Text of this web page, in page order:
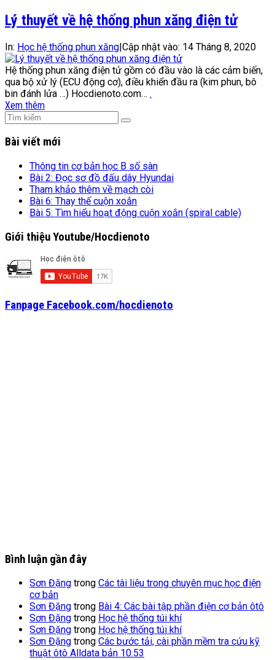
Lý thuyết về hệ thống phun xăng điện tử
In: Học hệ thống phun xăng|Cập nhật vào: 14 Tháng 8, 2020
Hệ thống phun xăng điện tử gồm có đầu vào là các cảm biến,
qua bộ xử lý (ECU động cơ), điều khiển đầu ra (kim phun, bô
bin đánh lửa …) Hocdienoto.com… .
Xem thêm
Bài viết mới
Thông tin cơ bản học B số sàn
Bài 2: Đọc sơ đồ đấu dây Hyundai
Tham khảo thêm về mạch còi
Bài 6: Thay thế cuộn xoắn
Bài 5: Tìm hiểu hoạt động cuộn xoắn (spiral cable)
Giới thiệu Youtube/Hocdienoto
Fanpage Facebook.com/hocdienoto
Bình luận gần đây
Sơn Đặng trong Các tài liệu trong chuyên mục học điện
cơ bản
Sơn Đặng trong Bài 4: Các bài tập phần điện cơ bản ôtô
Sơn Đặng trong Học hệ thống túi khí
Sơn Đặng trong Học hệ thống túi khí
Sơn Đặng trong Các bước tải, cài phần mềm tra cứu kỹ
thuật ôtô Alldata bản 10.53